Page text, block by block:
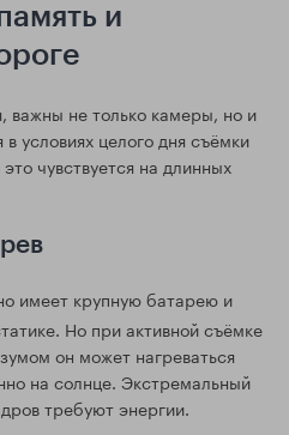
и
важны не только камеры, но и
условиях целого дня съёмки
чувствуется на длинных
имеет крупную батарею и
Но при активной съёмке
он может нагреваться
на солнце. Экстремальный
требуют энергии.